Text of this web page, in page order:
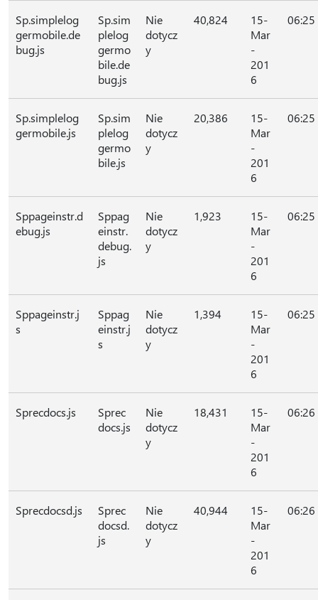
Sp.simplelog
germobile.de
bug.js
Sp.sim
plelog
germo
bile.de
bug.js
Nie
dotycz
y
40,824
15-
Mar
-
201
6
06:25
Sp.simplelog
germobile.js
Sp.sim
plelog
germo
bile.js
Nie
dotycz
y
20,386
15-
Mar
-
201
6
06:25
Sppageinstr.d
ebug.js
Sppag
einstr.
debug.
js
Nie
dotycz
y
1,923
15-
Mar
-
201
6
06:25
Sppageinstr.j
s
Sppag
einstr.j
s
Nie
dotycz
y
1,394
15-
Mar
-
201
6
06:25
Sprecdocs.js
Sprec
docs.js
Nie
dotycz
y
18,431
15-
Mar
-
201
6
06:26
Sprecdocsd.js
Sprec
docsd.
js
Nie
dotycz
y
40,944
15-
Mar
-
201
6
06:26